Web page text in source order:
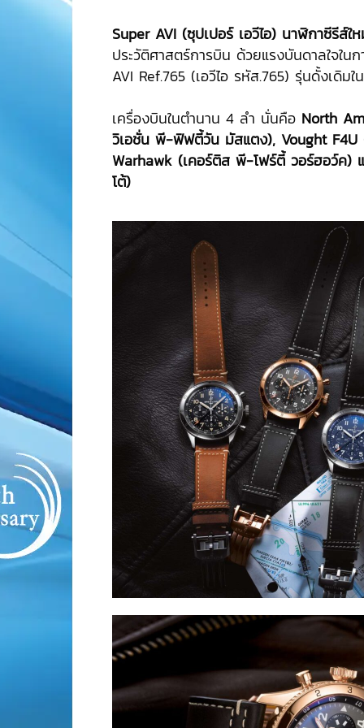
Super AVI (ซุปเปอร์ เอวีไอ) นาฬิกาซีรีส์
ประวัติศาสตร์การบิน ด้วยแรงบันดาลใจใ
AVI Ref.765 (เอวีไอ รหัส.765) รุ่นดั้งเดิมใ
เครื่องบินในตำนาน 4 ลำ นั่นคือ North
วิเอชั่น พี-ฟิฟตี้วัน มัสแตง), Vought F4U
Warhawk (เคอร์ติส พี-โฟร์ตี้ วอร์ฮอว์ค)
โต้)